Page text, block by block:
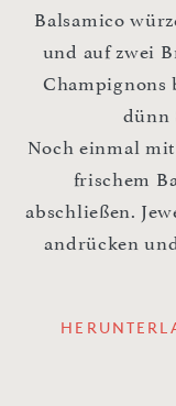
Balsamico
und auf zwei
Champignons
dünn
Noch einmal
frischem
abschließen.
andrücken